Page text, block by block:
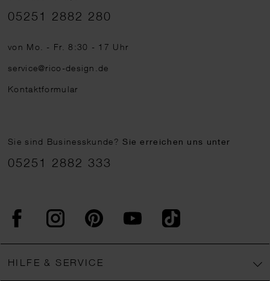
Telefonnummer
05251 2882 280
von Mo. - Fr. 8:30 - 17 Uhr
service@rico-design.de
Kontaktformular
Sie sind Businesskunde?Sie erreichen uns unter
05251 2882 333
FacebookInstagram PinterestYouTubeTikTok
HILFE & SERVICE